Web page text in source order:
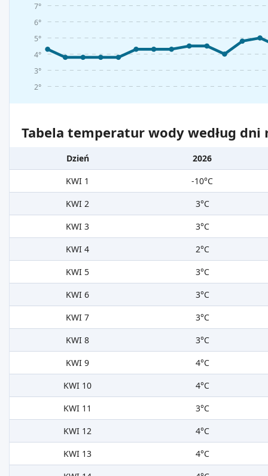
2°
3°
4°
5°
6°
7°
Tabela temperatur wody według dni
Dzień
2026
KWI 1
-10°C
KWI 2
3°C
KWI 3
3°C
KWI 4
2°C
KWI 5
3°C
KWI 6
3°C
KWI 7
3°C
KWI 8
3°C
KWI 9
4°C
KWI 10
4°C
KWI 11
3°C
KWI 12
4°C
KWI 13
4°C